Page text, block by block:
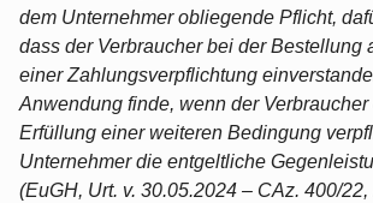
dem Unternehmer obliegende Pflicht,
dass der Verbraucher bei der Bestellung
einer Zahlungsverpflichtung
Anwendung finde, wenn der Verbraucher
Erfüllung einer weiteren Bedingung
Unternehmer die entgeltliche
(EuGH, Urt. v. 30.05.2024 – CAz. 400/